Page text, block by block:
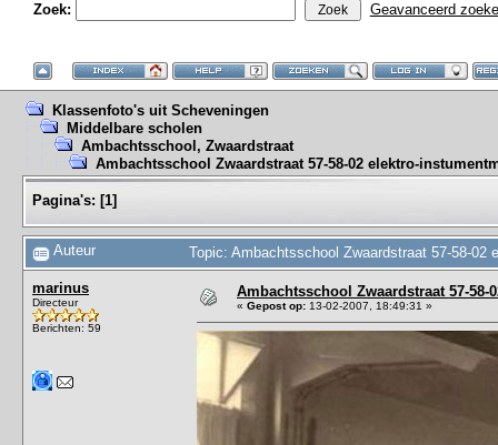
Zoek: Geavanceerd
Klassenfoto's uit Scheveningen
Middelbare scholen
Ambachtsschool, Zwaardstraat
Ambachtsschool Zwaardstraat 57-58-02 elektro-
Pagina's: [1]
Auteur Topic: Ambachtsschool Zwaardstraat 57-58-
marinus
Directeur
Berichten: 59
Ambachtsschool Zwaardstraat 57-58-
« Gepost op: 13-02-2007, 18:49:31 »